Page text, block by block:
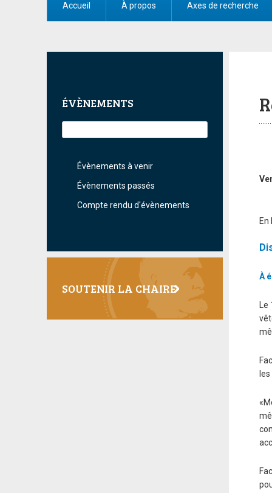
Accueil À propos Axes de recherche
ÉVÈNEMENTS
Évènements à venir
Évènements passés
Compte rendu d'évènements
SOUTENIR LA CHAIRE
En
À